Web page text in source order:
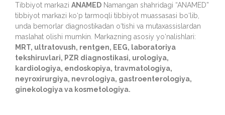
Tibbiyot markazi ANAMED Namangan shahridagi “ANAMED”
tibbiyot markazi ko‘p tarmoqli tibbiyot muassasasi bo‘lib,
unda bemorlar diagnostikadan o‘tishi va mutaxassislardan
maslahat olishi mumkin. Markazning asosiy yo‘nalishlari:
MRT, ultratovush, rentgen, EEG, laboratoriya
tekshiruvlari, PZR diagnostikasi, urologiya,
kardiologiya, endoskopiya, travmatologiya,
neyroxirurgiya, nevrologiya, gastroenterologiya,
ginekologiya va kosmetologiya.